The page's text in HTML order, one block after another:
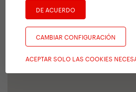
DE ACUERDO
CAMBIAR CONFIGURACIÓN
ACEPTAR SOLO LAS COOKIES